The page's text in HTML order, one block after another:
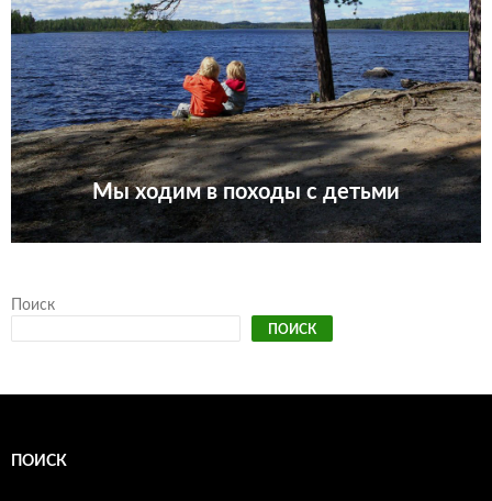
Мы ходим в походы с детьми
Поиск
ПОИСК
ПОИСК